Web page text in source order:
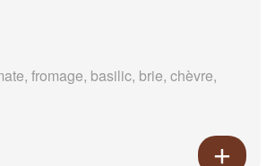
fromage, basilic, brie, chèvre,